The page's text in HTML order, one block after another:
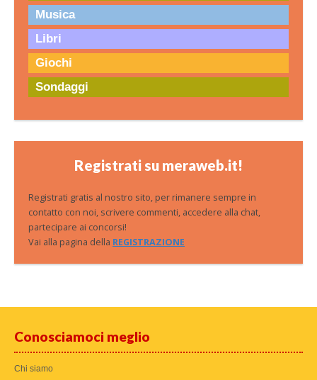
Musica
Libri
Giochi
Sondaggi
Registrati su meraweb.it!
Registrati gratis al nostro sito, per rimanere sempre in
contatto con noi, scrivere commenti, accedere alla chat,
partecipare ai concorsi!
Vai alla pagina della REGISTRAZIONE
Conosciamoci meglio
Chi siamo